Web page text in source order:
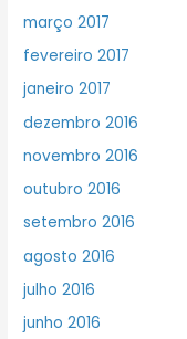
março 2017
fevereiro 2017
janeiro 2017
dezembro 2016
novembro 2016
outubro 2016
setembro 2016
agosto 2016
julho 2016
junho 2016